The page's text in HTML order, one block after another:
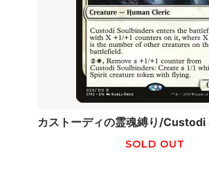
カストーディの霊魂縛り/
SOLD OUT